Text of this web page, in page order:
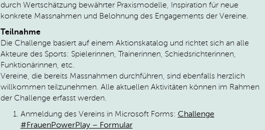
durch Wertschätzung bewährter Praxismodelle, Inspiration für neue
konkrete Massnahmen und Belohnung des Engagements der Vereine.
Teilnahme
Die Challenge basiert auf einem Aktionskatalog und richtet sich an alle
Akteure des Sports: Spielerinnen, Trainerinnen, Schiedsrichterinnen,
Funktionärinnen, etc.
Vereine, die bereits Massnahmen durchführen, sind ebenfalls herzlich
willkommen teilzunehmen. Alle aktuellen Aktivitäten können im Rahmen
der Challenge erfasst werden.
Anmeldung des Vereins in Microsoft Forms: Challenge
#FrauenPowerPlay – Formular